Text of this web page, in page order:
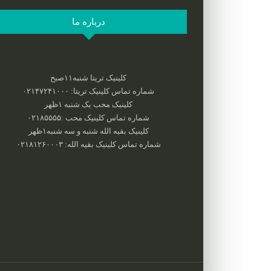
درباره ما
کلینیک تریتا شنبه۱۱صبح
شماره تماس کلینیک تریتا: ۰۲۱۴۷۲۴۱۰۰۰
کلینیک محب یک شنبه ۱ظهر
شماره تماس کلینیک محب :‌۰۲۱۸۵۵۵۵
کلینیک بقیه الله شنبه و سه شنبه۱ظهر
شماره تماس کلینیک بقیه الله: ۰۲۱۸۱۲۶۰۰۰۳